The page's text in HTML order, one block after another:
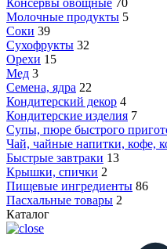
Консервы овощные 70
Молочные продукты 5
Соки 39
Сухофрукты 32
Орехи 15
Мед 3
Семена, ядра 22
Кондитерский декор 4
Кондитерские изделия 7
Супы, пюре быстрого
Чай, чайные напитки, кофе,
Быстрые завтраки 13
Крышки, спички 2
Пищевые ингредиенты 86
Пасхальные товары 2
Каталог